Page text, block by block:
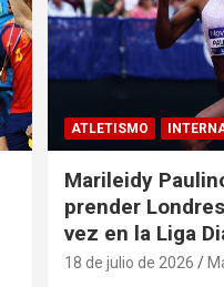
ATLETISMO
Marileidy
prender
vez en la Liga
18 de julio de 2026